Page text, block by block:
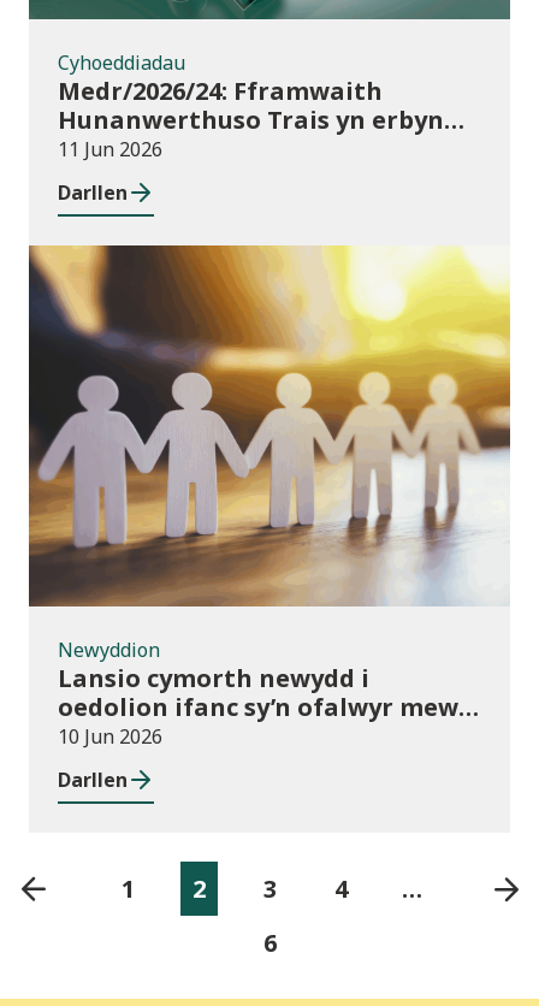
Cyhoeddiadau
Medr/2026/24: Fframwaith
Hunanwerthuso Trais yn erbyn
Menywod, Cam-drin Domestig a
Thrais Rhywiol (VAWDASV) ar
gyfer prifysgolion a darparwyr
11 Jun 2026
Darllen
Newyddion
Newyddion
Lansio cymorth newydd i
oedolion ifanc sy’n ofalwyr mewn
addysg bellach
10 Jun 2026
Darllen
1 2 3 4
…
6